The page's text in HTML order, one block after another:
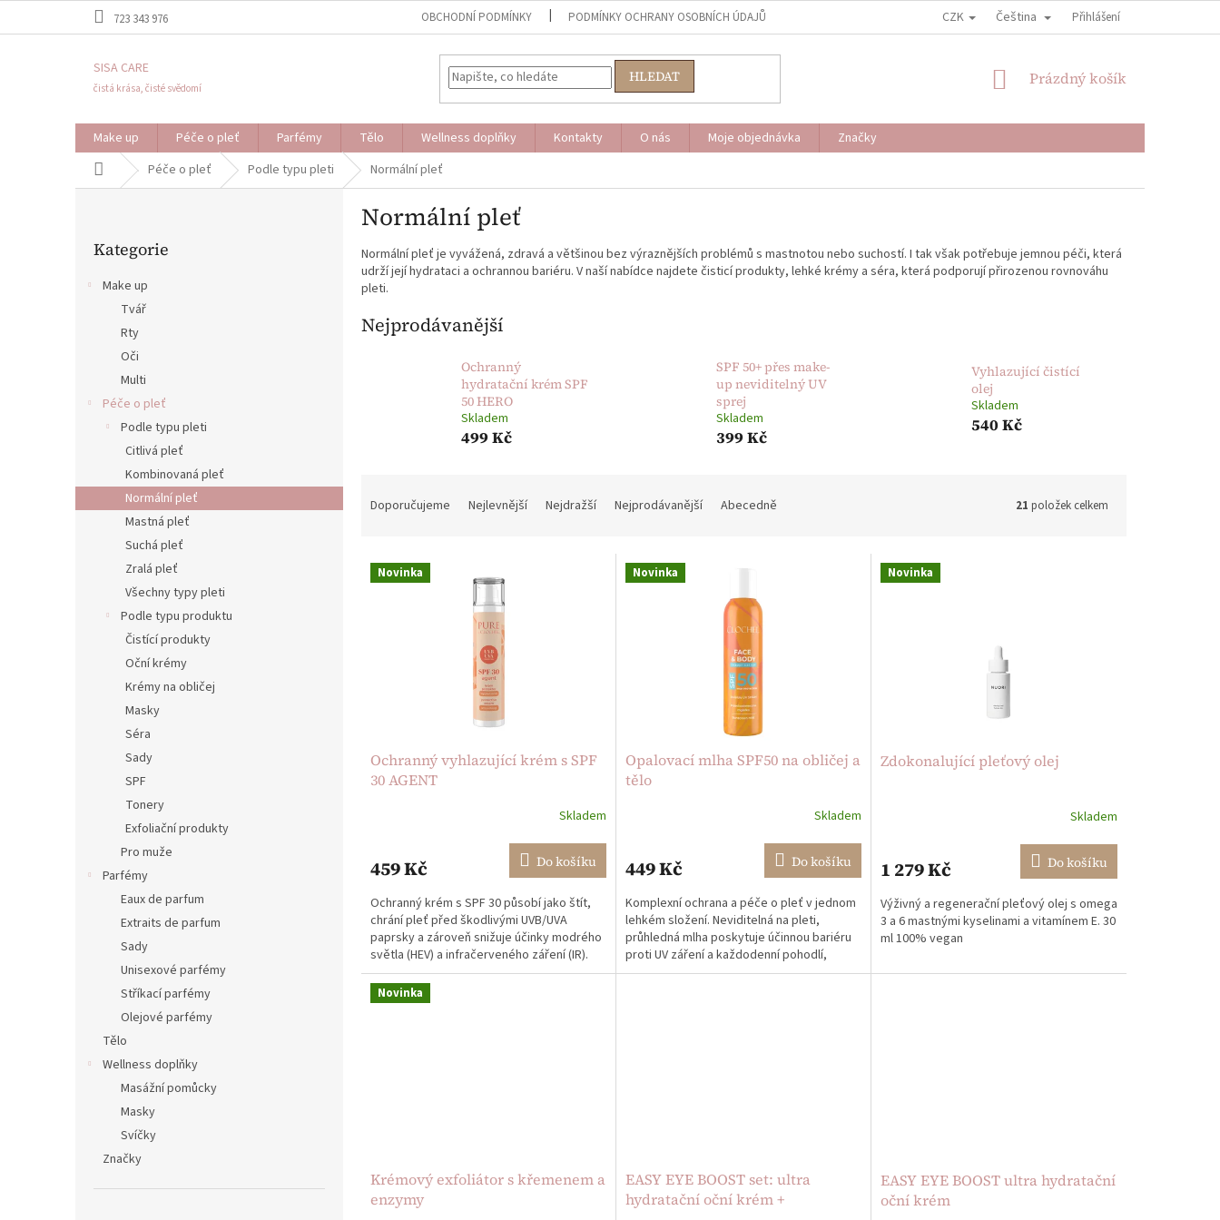
723 343 976 OBCHODNÍ PODMÍNKY PODMÍNKY OCHRANY OSOBNÍCH ÚDAJŮ CZK Čeština Přihlášení
SISA CARE
čistá krása, čisté svědomí
HLEDAT
NÁKUPNÍ
Prázdný košík
Make up Péče o pleť Parfémy Tělo Wellness doplňky Kontakty O nás Moje objednávka
Značky
Domů Péče o pleť Podle typu pleti Normální pleť
kategorie
Kategorie
Make up
Tvář
Rty
Oči
Multi
Péče o pleť
Podle typu pleti
Citlivá pleť
Kombinovaná pleť
Normální pleť
Mastná pleť
Suchá pleť
Zralá pleť
Všechny typy pleti
Podle typu produktu
Čistící produkty
Oční krémy
Krémy na obličej
Masky
Séra
Sady
SPF
Tonery
Exfoliační produkty
Pro muže
Parfémy
Eaux de parfum
Extraits de parfum
Sady
Unisexové parfémy
Stříkací parfémy
Olejové parfémy
Tělo
Wellness doplňky
Masážní pomůcky
Masky
Svíčky
Značky
Normální pleť
Normální pleť je vyvážená, zdravá a většinou bez výraznějších problémů s mastnotou nebo suchostí. I tak však potřebuje jemnou péči, která
udrží její hydrataci a ochrannou bariéru. V naší nabídce najdete čisticí produkty, lehké krémy a séra, která podporují přirozenou rovnováhu
pleti.
Nejprodávanější
Ochranný
hydratační krém SPF
50 HERO
Skladem
499 Kč
SPF 50+ přes make-
up neviditelný UV
sprej
Skladem
399 Kč
Vyhlazující čistící
olej
Skladem
540 Kč
n
Doporučujeme Nejlevnější Nejdražší Nejprodávanější Abecedně 21 položek celkem
V
ý Novinka
Ochranný vyhlazující krém s SPF
30 AGENT
je
z
5
hvězdiček.
Skladem
459 Kč Do košíku
Ochranný krém s SPF 30 působí jako štít,
chrání pleť před škodlivými UVB/UVA
paprsky a zároveň snižuje účinky modrého
světla (HEV) a infračerveného záření (IR).
50ml
Novinka
Opalovací mlha SPF50 na obličej a
tělo
Skladem
449 Kč Do košíku
Komplexní ochrana a péče o pleť v jednom
lehkém složení. Neviditelná na pleti,
průhledná mlha poskytuje účinnou bariéru
proti UV záření a každodenní pohodlí,
kdykoli ho...
Novinka
Zdokonalující pleťový olej
Skladem
1 279 Kč Do košíku
Výživný a regenerační pleťový olej s omega
3 a 6 mastnými kyselinami a vitamínem E. 30
ml 100% vegan
Novinka
Krémový exfoliátor s křemenem a
enzymy
EASY EYE BOOST set: ultra
hydratační oční krém +
EASY EYE BOOST ultra hydratační
oční krém